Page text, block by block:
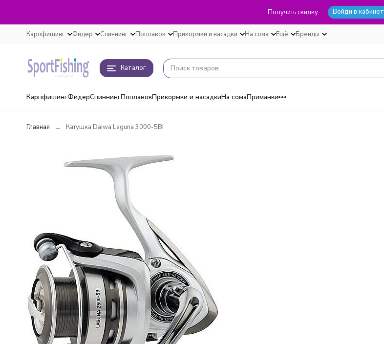
Получить скидку Войди в кабинет
Карпфишинг Фидер Спиннинг Поплавок Прикормки и насадки На сома Ещё Бренды
Каталог
КарпфишингФидерСпиннингПоплавокПрикормки и насадкиНа сомаПриманки
Главная Катушка Daiwa Laguna 3000-5BI